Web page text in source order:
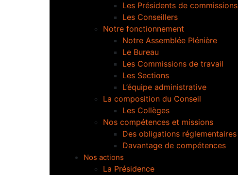
Les Présidents de commissions
Les Conseillers
Notre fonctionnement
Notre Assemblée Plénière
Le Bureau
Les Commissions de travail
Les Sections
L’équipe administrative
La composition du Conseil
Les Collèges
Nos compétences et missions
Des obligations réglementaires
Davantage de compétences
Nos actions
La Présidence